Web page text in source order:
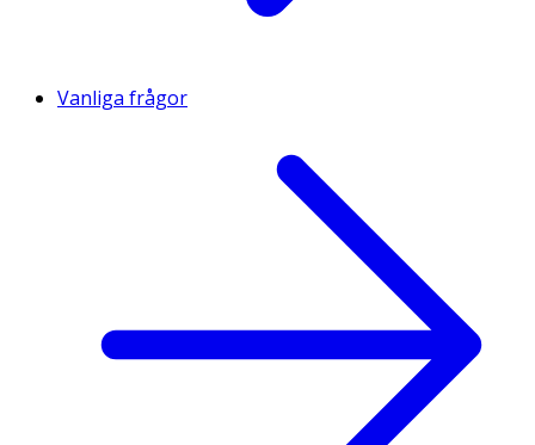
Vanliga frågor